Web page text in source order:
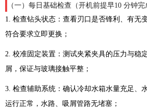
（一）每日基础检查（开机前提早10 分钟完
1. 检查钻头状态：查看刃口是否锋利、有无
符合要求立即更换；
2. 校准固定装置：测试夹紧夹具的压力与稳
屑，保证与玻璃接触平整；
3. 检查辅助系统：确认冷却水箱水量充足、
运行正常，水路、吸屑管路无堵塞；